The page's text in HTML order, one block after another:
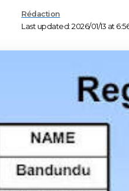
Last updated: 2026/01/13 at
Rédaction